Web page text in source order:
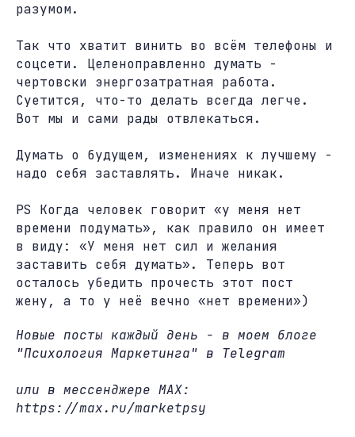
разумом.
Так что хватит винить во всём телефоны и
соцсети. Целеноправленно думать -
чертовски энергозатратная работа.
Суетится, что-то делать всегда легче.
Вот мы и сами рады отвлекаться.
Думать о будущем, изменениях к лучшему -
надо себя заставлять. Иначе никак.
PS Когда человек говорит «у меня нет
времени подумать», как правило он имеет
в виду: «У меня нет сил и желания
заставить себя думать». Теперь вот
осталось убедить прочесть этот пост
жену, а то у неё вечно «нет времени»)
Новые посты каждый день - в моем блоге
"Психология Маркетинга" в Telegram
или в мессенджере MAX:
https://max.ru/marketpsy